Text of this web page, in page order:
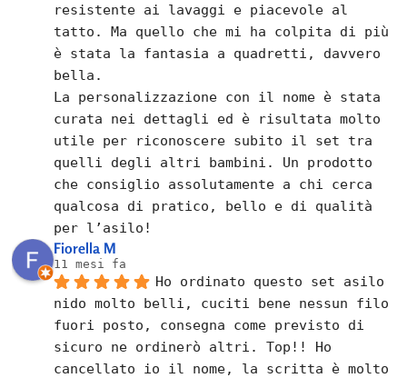
resistente ai lavaggi e piacevole al
tatto. Ma quello che mi ha colpita di più
è stata la fantasia a quadretti, davvero
bella.
La personalizzazione con il nome è stata
curata nei dettagli ed è risultata molto
utile per riconoscere subito il set tra
quelli degli altri bambini. Un prodotto
che consiglio assolutamente a chi cerca
qualcosa di pratico, bello e di qualità
per l’asilo!
Fiorella M
11 mesi fa
Ho ordinato questo set asilo
nido molto belli, cuciti bene nessun filo
fuori posto, consegna come previsto di
sicuro ne ordinerò altri. Top!! Ho
cancellato io il nome, la scritta è molto